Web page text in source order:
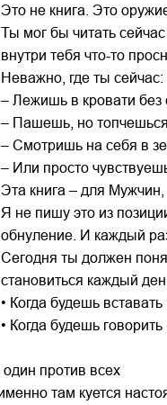
Это не книга. Это
Ты мог бы читать
внутри тебя что-то
Неважно, где ты сейчас:
– Лежишь в кровати без
– Пашешь, но
– Смотришь на себя в
– Или просто
Эта книга – для
Я не пишу это из
обнуление. И каждый
Сегодня ты должен
становиться каждый
• Когда будешь
• Когда будешь
против всех
там куется